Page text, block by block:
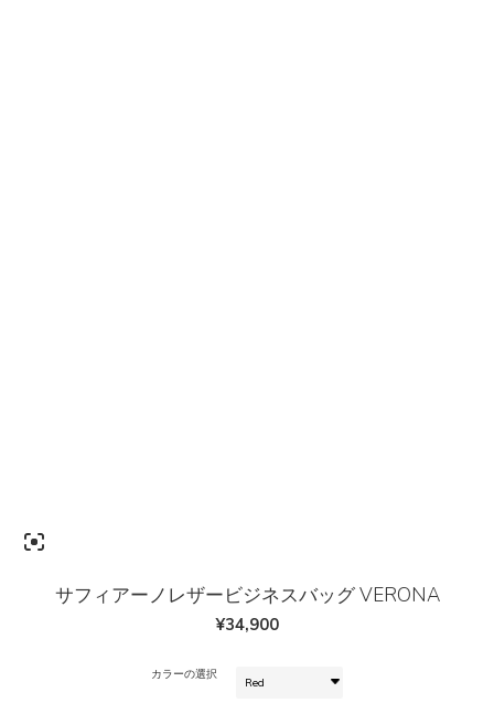
サフィアーノレザービジネスバッグ VERONA
¥34,900
カラーの選択